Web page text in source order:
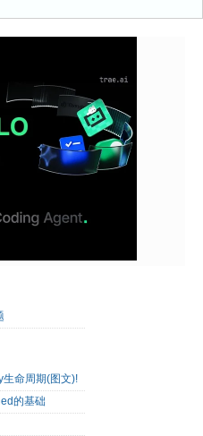
命周期(图文)!
的基础